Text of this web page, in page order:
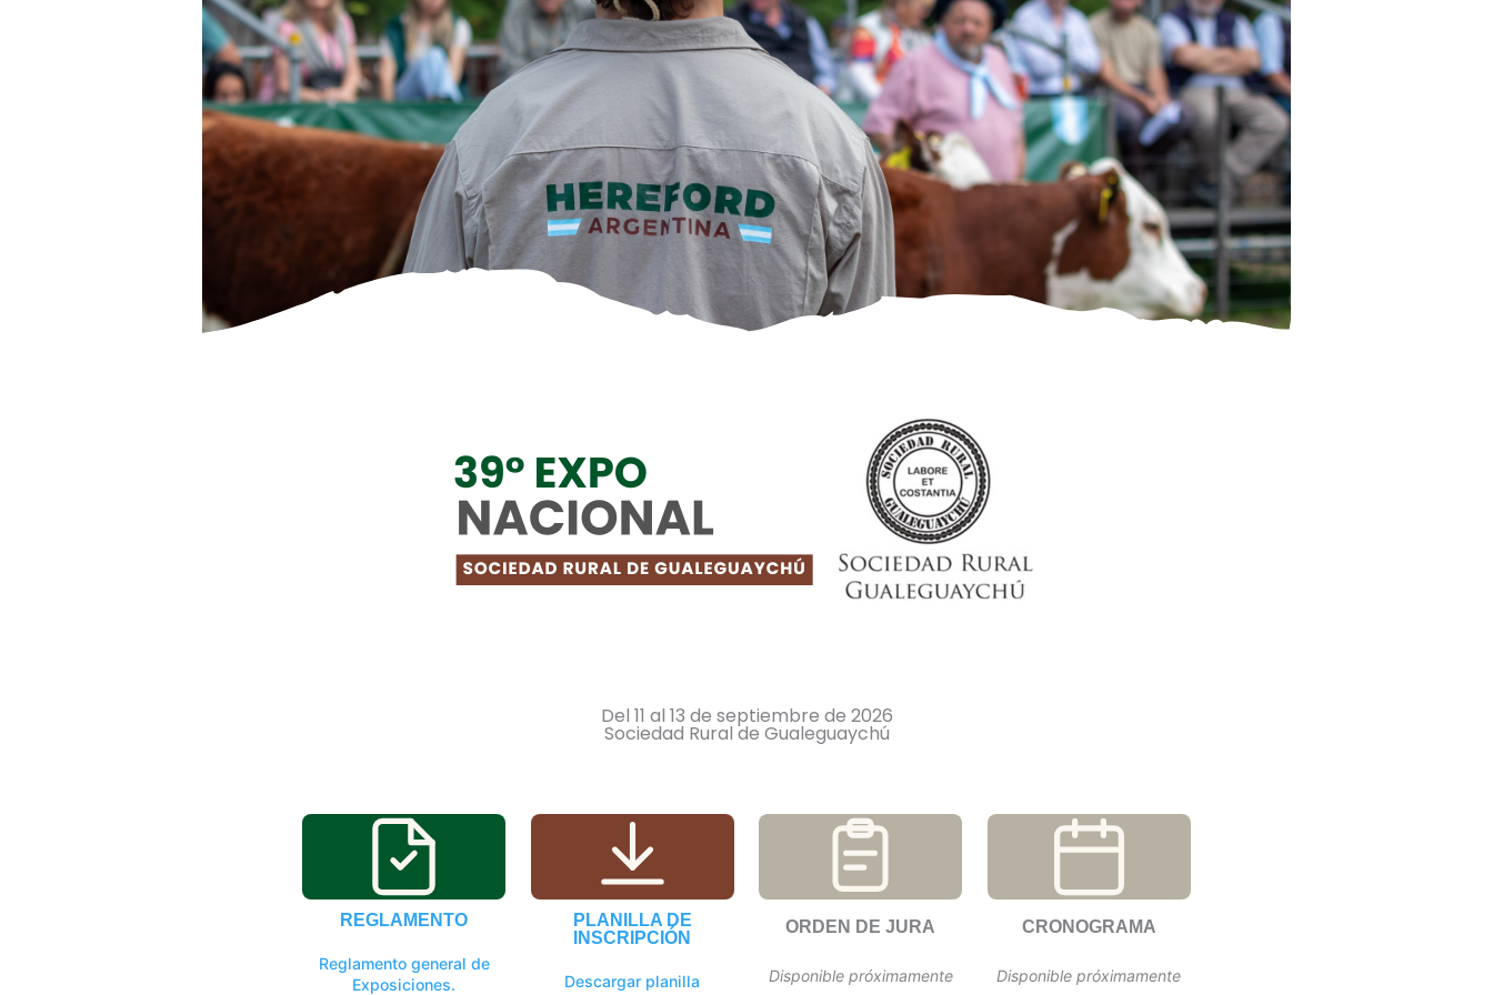
Del 11 al 13 de septiembre de 2026
Sociedad Rural de Gualeguaychú
REGLAMENTO
Reglamento general de
Exposiciones.
PLANILLA DE
INSCRIPCIÓN
Descargar planilla
ORDEN DE JURA
Disponible próximamente
CRONOGRAMA
Disponible próximamente